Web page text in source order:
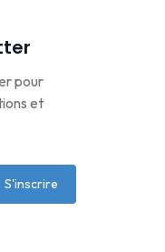
pour
et
S'inscrire